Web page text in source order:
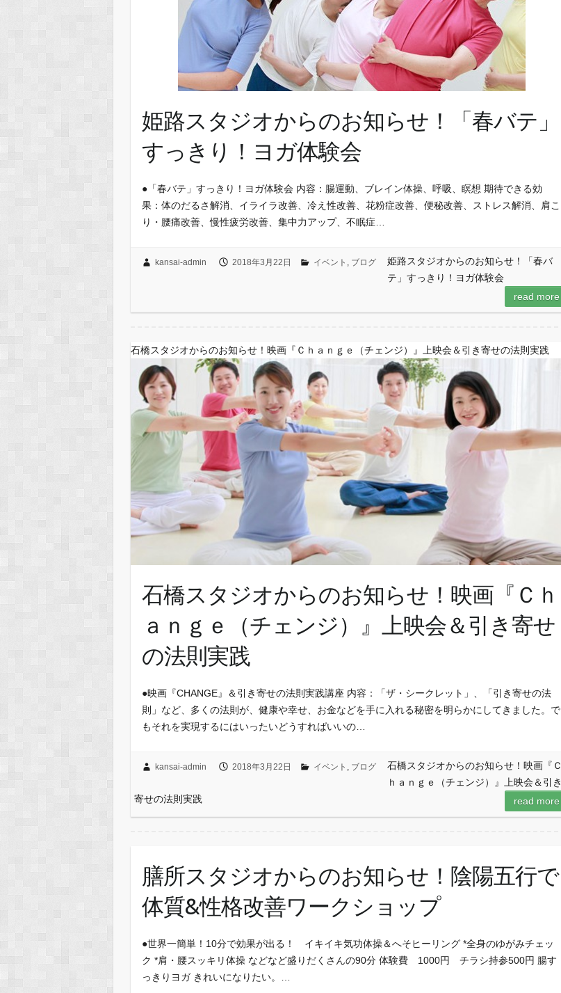
姫路スタジオからのお知らせ！「春バテ」
すっきり！ヨガ体験会
●「春バテ」すっきり！ヨガ体験会 内容：腸運動、ブレイン体操、呼吸、瞑想 期待できる効
果：体のだるさ解消、イライラ改善、冷え性改善、花粉症改善、便秘改善、ストレス解消、肩こ
り・腰痛改善、慢性疲労改善、集中力アップ、不眠症…
kansai-admin 2018年3月22日 イベント , ブログ
姫路スタジオからのお知らせ！「春バ
テ」すっきり！ヨガ体験会
read more
石橋スタジオからのお知らせ！映画『Ｃｈａｎｇｅ（チェンジ）』上映会＆引き寄せの法則実践
石橋スタジオからのお知らせ！映画『Ｃｈ
ａｎｇｅ（チェンジ）』上映会＆引き寄せ
の法則実践
●映画『CHANGE』＆引き寄せの法則実践講座 内容：「ザ・シークレット」、「引き寄せの法
則」など、多くの法則が、健康や幸せ、お金などを手に入れる秘密を明らかにしてきました。で
もそれを実現するにはいったいどうすればいいの…
kansai-admin 2018年3月22日 イベント , ブログ
石橋スタジオからのお知らせ！映画『Ｃ
ｈａｎｇｅ（チェンジ）』上映会＆引き
寄せの法則実践
read more
膳所スタジオからのお知らせ！陰陽五行で
体質&性格改善ワークショップ
●世界一簡単！10分で効果が出る！ イキイキ気功体操＆へそヒーリング *全身のゆがみチェッ
ク *肩・腰スッキリ体操 などなど盛りだくさんの90分 体験費 1000円 チラシ持参500円 腸す
っきりヨガ きれいになりたい。…